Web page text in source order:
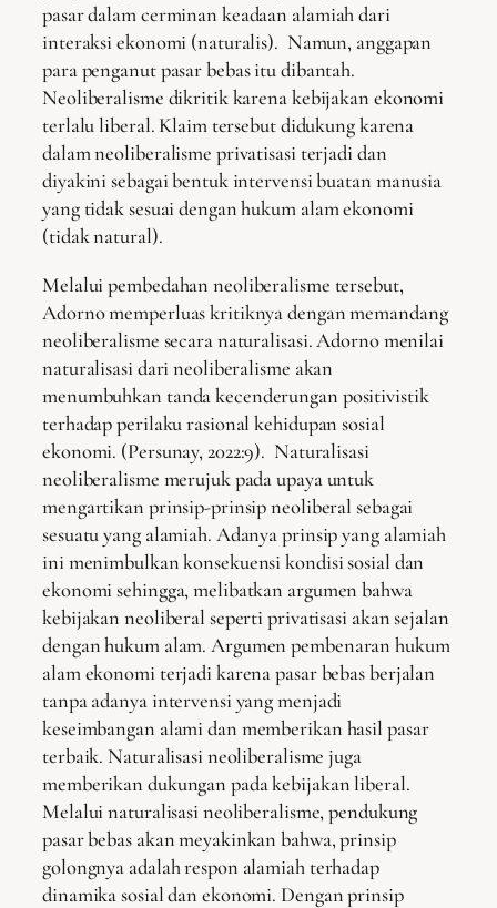
pasar dalam cerminan keadaan alamiah dari
interaksi ekonomi (naturalis). Namun, anggapan
para penganut pasar bebas itu dibantah.
Neoliberalisme dikritik karena kebijakan ekonomi
terlalu liberal. Klaim tersebut didukung karena
dalam neoliberalisme privatisasi terjadi dan
diyakini sebagai bentuk intervensi buatan manusia
yang tidak sesuai dengan hukum alam ekonomi
(tidak natural).
Melalui pembedahan neoliberalisme tersebut,
Adorno memperluas kritiknya dengan memandang
neoliberalisme secara naturalisasi. Adorno menilai
naturalisasi dari neoliberalisme akan
menumbuhkan tanda kecenderungan positivistik
terhadap perilaku rasional kehidupan sosial
ekonomi. (Persunay, 2022:9). Naturalisasi
neoliberalisme merujuk pada upaya untuk
mengartikan prinsip-prinsip neoliberal sebagai
sesuatu yang alamiah. Adanya prinsip yang alamiah
ini menimbulkan konsekuensi kondisi sosial dan
ekonomi sehingga, melibatkan argumen bahwa
kebijakan neoliberal seperti privatisasi akan sejalan
dengan hukum alam. Argumen pembenaran hukum
alam ekonomi terjadi karena pasar bebas berjalan
tanpa adanya intervensi yang menjadi
keseimbangan alami dan memberikan hasil pasar
terbaik. Naturalisasi neoliberalisme juga
memberikan dukungan pada kebijakan liberal.
Melalui naturalisasi neoliberalisme, pendukung
pasar bebas akan meyakinkan bahwa, prinsip
golongnya adalah respon alamiah terhadap
dinamika sosial dan ekonomi. Dengan prinsip